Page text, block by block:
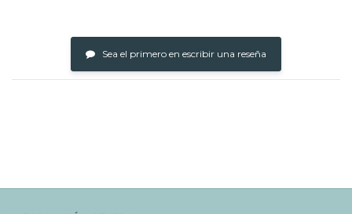
Sea el primero en escribir una reseña